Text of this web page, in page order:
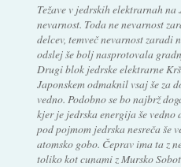
Težave v jedrskih elektrarnah
nevarnost. Toda ne nevarnost
delcev, temveč nevarnost zaradi
odslej še bolj nasprotovala
Drugi blok jedrske elektrarne
Japonskem odmaknil vsaj še za
vedno. Podobno se bo najbrž
kjer je jedrska energija še
pod pojmom jedrska nesreča še
atomsko gobo. Čeprav ima ta z
toliko kot cunami z Mursko